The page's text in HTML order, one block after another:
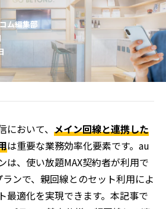
ム編集部
おいて、 メイン回線と連携した
は重要な業務効率化要素です。au
は、使い放題MAX契約者が利用で
ンで、親回線とのセット利用によ
最適化を実現できます。本記事で